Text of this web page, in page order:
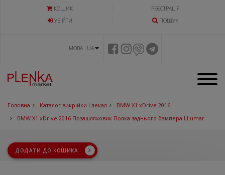
КОШИК
РЕЄСТРАЦІЯ
УВIЙТИ
ПОШУК
МОВА UA
Головна Каталог викрійки і лекал
BMW X1 xDrive 2016
BMW X1 xDrive 2016 Позашляховик Полка заднього бампера LLumar
ДОДАТИ ДО КОШИКА